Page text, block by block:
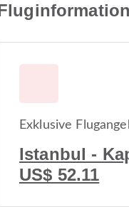
Exklusive
Istanbul -
US$ 52.11